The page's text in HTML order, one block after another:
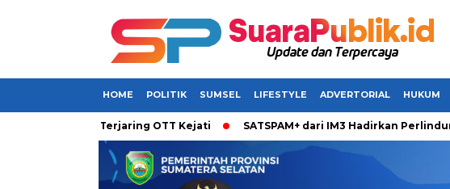
HOME POLITIK SUMSEL LIFESTYLE ADVERTORIAL HUKUM
Terjaring OTT Kejati SATSPAM+ dari IM3 Hadirkan Perlindungan